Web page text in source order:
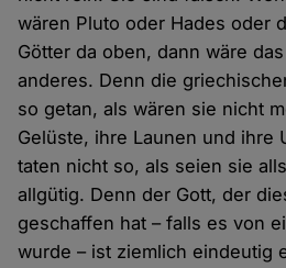
wären Pluto oder Hades oder
Götter da oben, dann wäre
anderes. Denn die
so getan, als wären sie nicht
Gelüste, ihre Launen und ihre
taten nicht so, als seien sie
allgütig. Denn der Gott, der
geschaffen hat – falls es von
wurde – ist ziemlich eindeutig